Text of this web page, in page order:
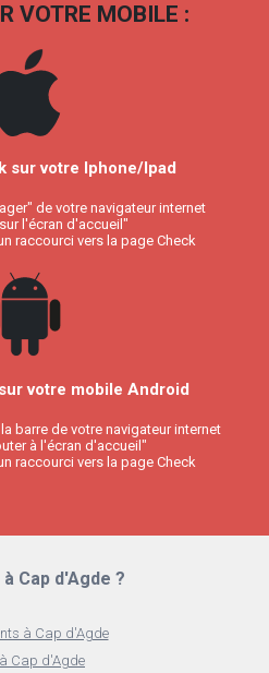
VOTRE MOBILE :
sur votre Iphone/Ipad
de votre navigateur internet
l'écran d'accueil"
raccourci vers la page Check
votre mobile Android
barre de votre navigateur internet
à l'écran d'accueil"
raccourci vers la page Check
Cap d'Agde ?
à Cap d'Agde
Cap d'Agde